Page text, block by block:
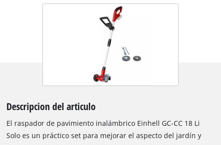
Descripcion del articulo
El raspador de pavimiento inalámbrico Einhell GC-CC 18 Li
Solo es un práctico set para mejorar el aspecto del jardín y